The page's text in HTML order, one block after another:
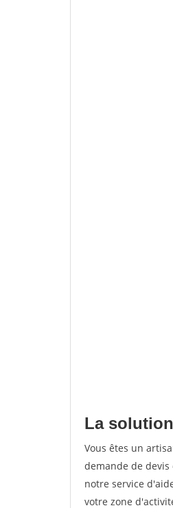
La
Vous êtes un
demande de
notre service
votre zone